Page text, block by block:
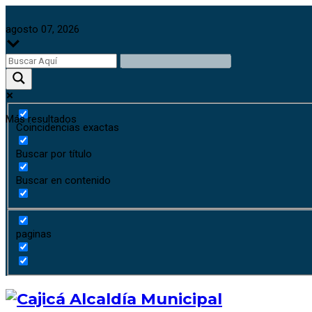
agosto 07, 2026
Más resultados
Coincidencias exactas
Buscar por título
Buscar en contenido
paginas